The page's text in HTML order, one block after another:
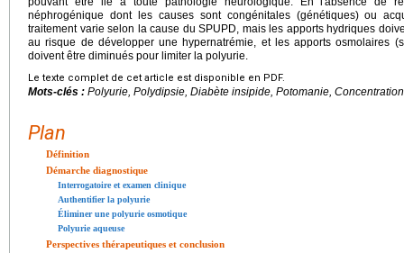
néphrogénique dont les causes sont congénitales (génétiques) ou
traitement varie selon la cause du SPUPD, mais les apports hydriques
au risque de développer une hypernatrémie, et les apports osmolaires
doivent être diminués pour limiter la polyurie.
Le texte complet de cet article est disponible en PDF.
Mots-clés : Polyurie, Polydipsie, Diabète insipide, Potomanie,
Plan
Définition
Démarche diagnostique
Interrogatoire et examen clinique
Authentifier la polyurie
Éliminer une polyurie osmotique
Polyurie aqueuse
Perspectives thérapeutiques et conclusion